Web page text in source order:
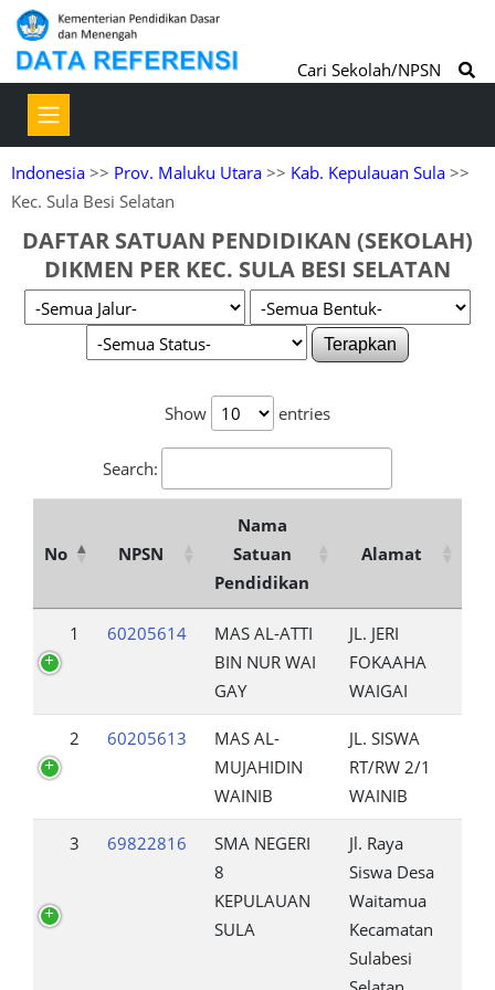
Cari Sekolah/NPSN
Indonesia >> Prov. Maluku Utara >> Kab. Kepulauan Sula >>
Kec. Sula Besi Selatan
DAFTAR SATUAN PENDIDIKAN (SEKOLAH)
DIKMEN PER KEC. SULA BESI SELATAN
Terapkan
Show entries
Search:
No NPSN
Nama
Satuan
Pendidikan
Alamat
1 60205614
MAS AL-ATTI
BIN NUR WAI
GAY
JL. JERI
FOKAAHA
WAIGAI
2 60205613
MAS AL-
MUJAHIDIN
WAINIB
JL. SISWA
RT/RW 2/1
WAINIB
3 69822816
SMA NEGERI
8
KEPULAUAN
SULA
Jl. Raya
Siswa Desa
Waitamua
Kecamatan
Sulabesi